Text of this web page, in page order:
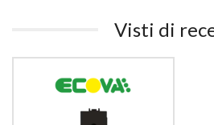
Visti di